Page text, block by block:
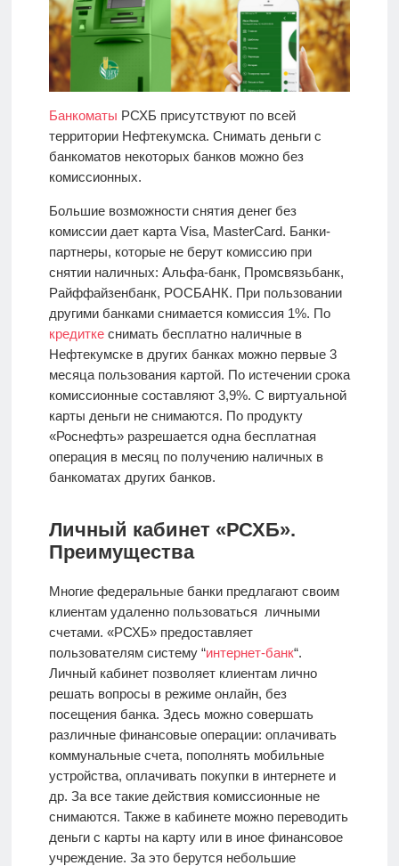
Банкоматы РСХБ присутствуют по всей
территории Нефтекумска. Снимать деньги с
банкоматов некоторых банков можно без
комиссионных.
Большие возможности снятия денег без
комиссии дает карта Visa, MasterCard. Банки-
партнеры, которые не берут комиссию при
снятии наличных: Альфа-банк, Промсвязьбанк,
Райффайзенбанк, РОСБАНК. При пользовании
другими банками снимается комиссия 1%. По
кредиткеснимать бесплатно наличные в
Нефтекумске в других банках можно первые 3
месяца пользования картой. По истечении срока
комиссионные составляют 3,9%. С виртуальной
карты деньги не снимаются. По продукту
«Роснефть» разрешается одна бесплатная
операция в месяц по получению наличных в
банкоматах других банков.
Личный кабинет «РСХБ».
Преимущества
Многие федеральные банки предлагают своим
клиентам удаленно пользоваться личными
счетами. «РСХБ» предоставляет
пользователям систему “интернет-банк“.
Личный кабинет позволяет клиентам лично
решать вопросы в режиме онлайн, без
посещения банка. Здесь можно совершать
различные финансовые операции: оплачивать
коммунальные счета, пополнять мобильные
устройства, оплачивать покупки в интернете и
др. За все такие действия комиссионные не
снимаются. Также в кабинете можно переводить
деньги с карты на карту или в иное финансовое
учреждение. За это берутся небольшие